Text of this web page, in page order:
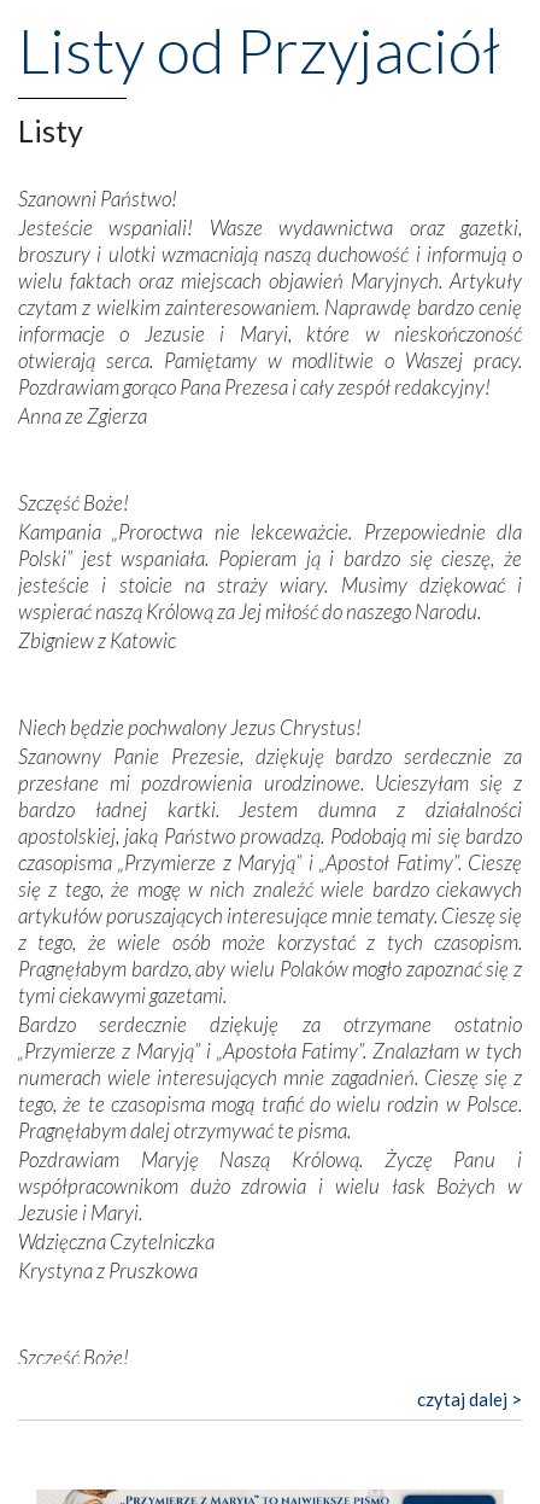
wznoszono na chwałę Bożą, na przykład – w podzięce za
Opatrznościową pomoc w wygranej bitwie o
niepodległość kraju. Zachwyt budziła potężna, a zarazem
misterna architektura tych monumentalnych dzieł,
wspaniałe zdobienia, dbałość ich twórców o detale,
budowniczych.
Podążyliśmy też śladami fatimskich wizjonerów – Łucji
dos Santos oraz świętych Hiacynty i Franciszka Marto.
Modliliśmy się przy ich grobach. Odprawiliśmy Drogę
Krzyżową w ich rodzinnych stronach, odwiedziliśmy
domy, w których żyli.
W miejscu objawień Matki Bożej zapaliliśmy świece
Podczas tej kilkudniowej wyprawy na każdym kroku
spotykaliśmy się z serdeczną otwartością
Portugalczyków. Podziwialiśmy ich ludową sztukę i
zwyczaje. Mimo że nasze kraje są od siebie bardzo
oddalone, w żaden sposób nie czuliśmy się obco.
Sprawiła to oczywiście sama Matka Boża, ale też
kulturowa bliskość biorąca swój początek w naszej
mieliśmy okazję przekonać się, że Maryja swoją opieką
otacza nie tylko nasz naród, lecz wszystkie nacje, które
się Jej ufnie oddają, a także każdą osobę, która zawierza
Jej siebie oraz swych bliskich.
Dzieje Portugalii to również historia wierności Bogu i
odstępstw, także w życiu władców. Trudne momenty w
wymiarze tak osobistym, jak i zbiorowym, przypominają o
konieczności ciągłego zabiegania o własną duszę i o łaskę
Opatrzności. Wierność przynosi pomyślność –
przynajmniej w życiu duchowym. Odstępstwo owocuje
nieszczęściem i śmiercią. Te uniwersalne prawdy
przychodziły na myśl, gdy słuchaliśmy opowieści
przewodników o portugalskich monarchach i wodzach,
zwycięskich bitwach i nieszczęśliwych losach grzesznych
kochanków.
Byli tym razem pośród Apostołów Fatimy reprezentanci
każdego spośród żyjących pokoleń. Najmłodszy uczestnik
liczył sobie 13 lat, zaś senior, pan Zdzisław – już 94.
Całe życie marzyłem, by tu przyjechać
Nasza pielgrzymka nie byłaby tak bogata w duchową treść
Oprócz zapewnienia nam możliwości codziennego
pięknych pieśni.
Listy od Przyjaciół
Listy
Szanowni Państwo!
Jesteście wspaniali! Wasze wydawnictwa oraz gazetki,
broszury i ulotki wzmacniają naszą duchowość i informują o
wielu faktach oraz miejscach objawień Maryjnych. Artykuły
czytam z wielkim zainteresowaniem. Naprawdę bardzo cenię
informacje o Jezusie i Maryi, które w nieskończoność
otwierają serca. Pamiętamy w modlitwie o Waszej pracy.
Pozdrawiam gorąco Pana Prezesa i cały zespół redakcyjny!
Anna ze Zgierza
Szczęść Boże!
Kampania „Proroctwa nie lekceważcie. Przepowiednie dla
Polski” jest wspaniała. Popieram ją i bardzo się cieszę, że
jesteście i stoicie na straży wiary. Musimy dziękować i
wspierać naszą Królową za Jej miłość do naszego Narodu.
Zbigniew z Katowic
Niech będzie pochwalony Jezus Chrystus!
Szanowny Panie Prezesie, dziękuję bardzo serdecznie za
przesłane mi pozdrowienia urodzinowe. Ucieszyłam się z
bardzo ładnej kartki. Jestem dumna z działalności
apostolskiej, jaką Państwo prowadzą. Podobają mi się bardzo
czasopisma „Przymierze z Maryją” i „Apostoł Fatimy”. Cieszę
się z tego, że mogę w nich znaleźć wiele bardzo ciekawych
artykułów poruszających interesujące mnie tematy. Cieszę się
z tego, że wiele osób może korzystać z tych czasopism.
Pragnęłabym bardzo, aby wielu Polaków mogło zapoznać się z
tymi ciekawymi gazetami.
Bardzo serdecznie dziękuję za otrzymane ostatnio
„Przymierze z Maryją” i „Apostoła Fatimy”. Znalazłam w tych
numerach wiele interesujących mnie zagadnień. Cieszę się z
tego, że te czasopisma mogą trafić do wielu rodzin w Polsce.
Pragnęłabym dalej otrzymywać te pisma.
Pozdrawiam Maryję Naszą Królową. Życzę Panu i
współpracownikom dużo zdrowia i wielu łask Bożych w
Jezusie i Maryi.
Wdzięczna Czytelniczka
Krystyna z Pruszkowa
Szczęść Boże!
to pismo, które bardzo sobie cenię i szanuję. Redagujecie
nas prowadzi!
czytaj dalej >